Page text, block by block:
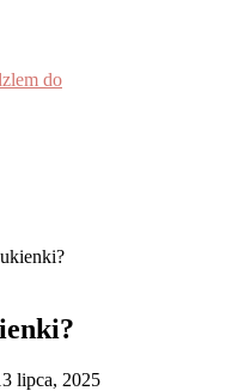
do
lipca, 2025